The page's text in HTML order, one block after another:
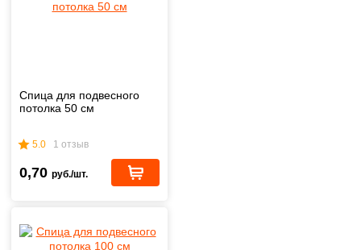
Спица для подвесного
потолка 50 см
5.0 1 отзыв
0,70 руб./шт.